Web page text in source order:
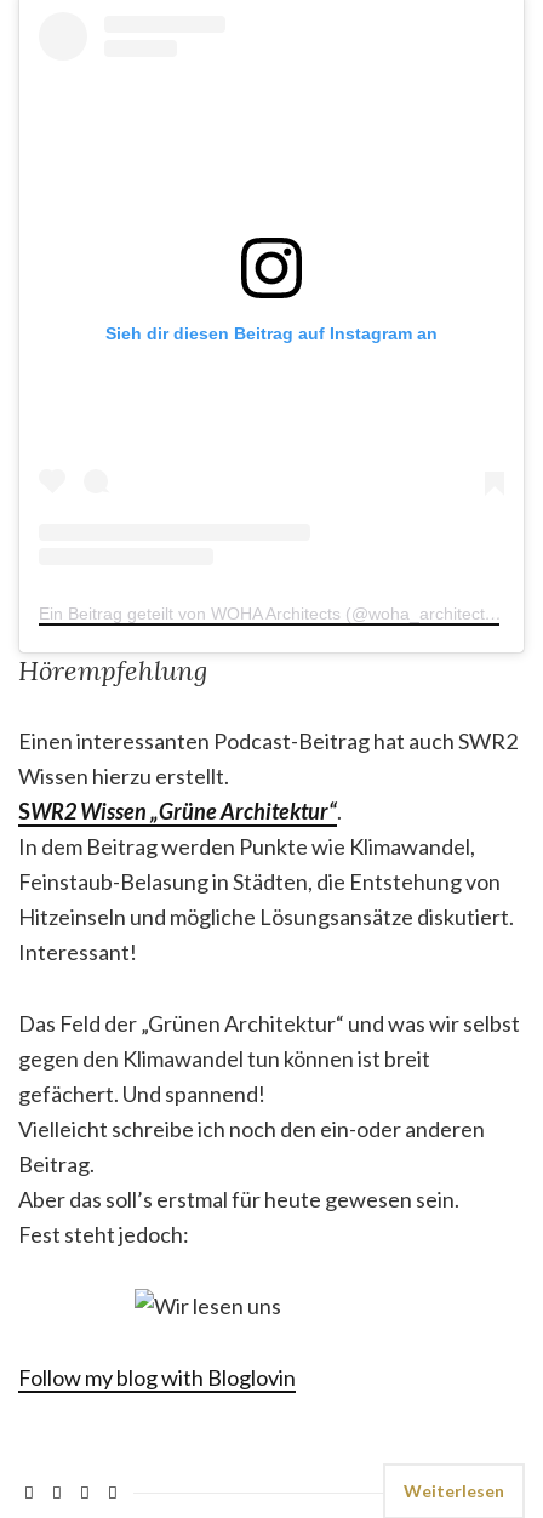
Sieh dir diesen Beitrag auf Instagram an
Ein Beitrag geteilt von WOHA Architects (@woha_architects)
Hörempfehlung
Einen interessanten Podcast-Beitrag hat auch SWR2
Wissen hierzu erstellt.
SWR2 Wissen „Grüne Architektur“.
In dem Beitrag werden Punkte wie Klimawandel,
Feinstaub-Belasung in Städten, die Entstehung von
Hitzeinseln und mögliche Lösungsansätze diskutiert.
Interessant!
Das Feld der „Grünen Architektur“ und was wir selbst
gegen den Klimawandel tun können ist breit
gefächert. Und spannend!
Vielleicht schreibe ich noch den ein-oder anderen
Beitrag.
Aber das soll’s erstmal für heute gewesen sein.
Fest steht jedoch:
Follow my blog with Bloglovin
Weiterlesen